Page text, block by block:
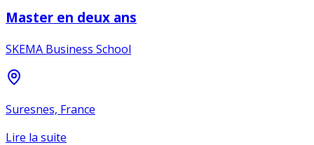
Master en deux ans
SKEMA Business School
Suresnes, France
Lire la suite